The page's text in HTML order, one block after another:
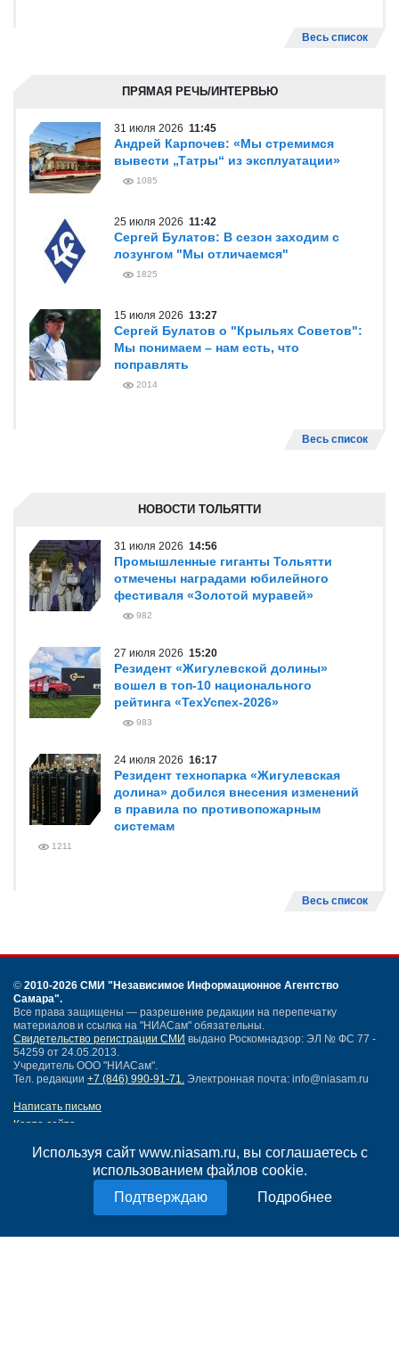
Используя сайт www.niasam.ru, вы соглашаетесь с
использованием файлов cookie.
Подробнее
Весь список
ПРЯМАЯ РЕЧЬ/ИНТЕРВЬЮ
31 июля 2026 11:45
Андрей Карпочев: «Мы стремимся
вывести „Татры“ из эксплуатации»
1085
25 июля 2026 11:42
Сергей Булатов: В сезон заходим с
лозунгом "Мы отличаемся"
1825
15 июля 2026 13:27
Сергей Булатов о "Крыльях Советов":
Мы понимаем – нам есть, что
поправлять
2014
Весь список
НОВОСТИ ТОЛЬЯТТИ
31 июля 2026 14:56
Промышленные гиганты Тольятти
отмечены наградами юбилейного
фестиваля «Золотой муравей»
982
27 июля 2026 15:20
Резидент «Жигулевской долины»
вошел в топ-10 национального
рейтинга «ТехУспех-2026»
983
24 июля 2026 16:17
Резидент технопарка «Жигулевская
долина» добился внесения изменений
в правила по противопожарным
системам
1211
Весь список
© 2010-2026 СМИ "Независимое Информационное Агентство
Самара".
Все права защищены — разрешение редакции на перепечатку
материалов и ссылка на "НИАСам" обязательны.
Свидетельство регистрации СМИ выдано Роскомнадзор: ЭЛ № ФС 77 -
54259 от 24.05.2013.
Учредитель ООО "НИАСам".
Тел. редакции +7 (846) 990-91-71. Электронная почта: info@niasam.ru
Написать письмо
Карта сайта
Политика конфиденциальности
Согласие на обработку персональных данных